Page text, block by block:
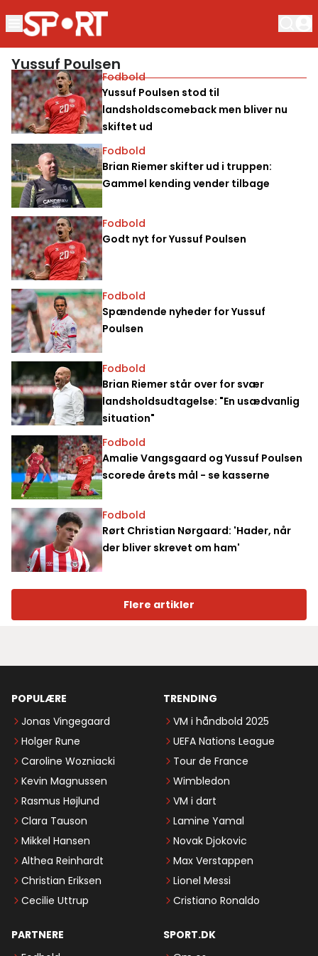
Yussuf Poulsen
Fodbold
Yussuf Poulsen stod til
landsholdscomeback men bliver nu
skiftet ud
Fodbold
Brian Riemer skifter ud i truppen:
Gammel kending vender tilbage
Fodbold
Godt nyt for Yussuf Poulsen
Fodbold
Spændende nyheder for Yussuf
Poulsen
Fodbold
Brian Riemer står over for svær
landsholdsudtagelse: "En usædvanlig
situation"
Fodbold
Amalie Vangsgaard og Yussuf Poulsen
scorede årets mål - se kasserne
Fodbold
Rørt Christian Nørgaard: 'Hader, når
der bliver skrevet om ham'
Flere artikler
POPULÆRE
Jonas Vingegaard
Holger Rune
Caroline Wozniacki
Kevin Magnussen
Rasmus Højlund
Clara Tauson
Mikkel Hansen
Althea Reinhardt
Christian Eriksen
Cecilie Uttrup
TRENDING
VM i håndbold 2025
UEFA Nations League
Tour de France
Wimbledon
VM i dart
Lamine Yamal
Novak Djokovic
Max Verstappen
Lionel Messi
Cristiano Ronaldo
PARTNERE
SPORT.DK